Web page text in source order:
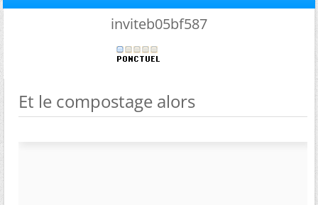
inviteb05bf587
Et le compostage alors